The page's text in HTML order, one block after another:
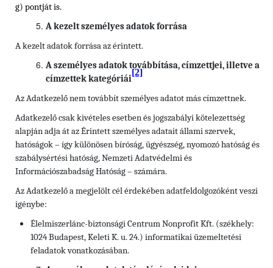
g) pontját is.
A kezelt személyes adatok forrása
A kezelt adatok forrása az érintett.
A személyes adatok továbbítása, címzettjei, illetve a
címzettek kategóriái
[2]
Az Adatkezelő nem továbbít személyes adatot más címzettnek.
Adatkezelő csak kivételes esetben és jogszabályi kötelezettség
alapján adja át az Érintett személyes adatait állami szervek,
hatóságok – így különösen bíróság, ügyészség, nyomozó hatóság és
szabálysértési hatóság, Nemzeti Adatvédelmi és
Információszabadság Hatóság – számára.
Az Adatkezelő a megjelölt cél érdekében adatfeldolgozóként veszi
igénybe:
Élelmiszerlánc-biztonsági Centrum Nonprofit Kft. (székhely:
1024 Budapest, Keleti K. u. 24.) informatikai üzemeltetési
feladatok vonatkozásában.